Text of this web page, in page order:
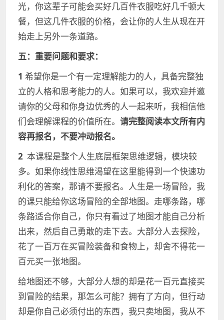
光，你这辈子可能会买好几百件衣服吃好几千顿大
餐，但这几件衣服的价格，会让你的人生从现在开
始走上另外一条道路。
五： 重要问题和要求：
1 希望你是一个有一定理解能力的人，具备完整独
立的人格和思考能力的人。如果可以，我欢迎并邀
请你的父母和你身边优秀的人一起来听，我相信他
们会理解课程的价值所在。 请完整阅读本文所有内
容再报名，不要冲动报名。
2 本课程是整个人生底层框架思维逻辑，模块较
多。如果你线性思维渴望在这里能得到一个快速功
利化的答案，那请不要报名。人生是一场冒险，我
的课只能给你这场冒险的全部地图。走哪条路，哪
条路适合你自己，你只有看过了地图才能自己分析
出来，然后自己勇敢的走下去。大部分人去探险，
花了一百万在买冒险装备和食物上，却舍不得花一
百元买一张地图。
给地图还不够，大部分人想的却是花一百元直接买
到冒险的结果，那怎么可能？拥有了方向，但行动
却是你自己必须付出的东西，我只卖地图，我从不